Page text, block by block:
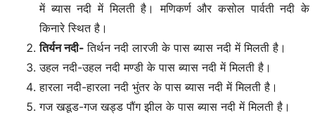
में ब्यास नदी में मिलती है। मणिकर्ण और कसोल पार्वती नदी के
किनारे स्थित है।
तिर्यन नदी-तिर्थन नदी लारजी के पास ब्यास नदी में मिलती है।
उहल नदी-उहल नदी मण्डी के पास ब्यास नदी में मिलती है।
हारला नदी-हारला नदी भुंतर के पास ब्यास नदी में मिलती है।
गज खडूड-गज खड्ड पौंग झील के पास ब्यास नदी में मिलती है।